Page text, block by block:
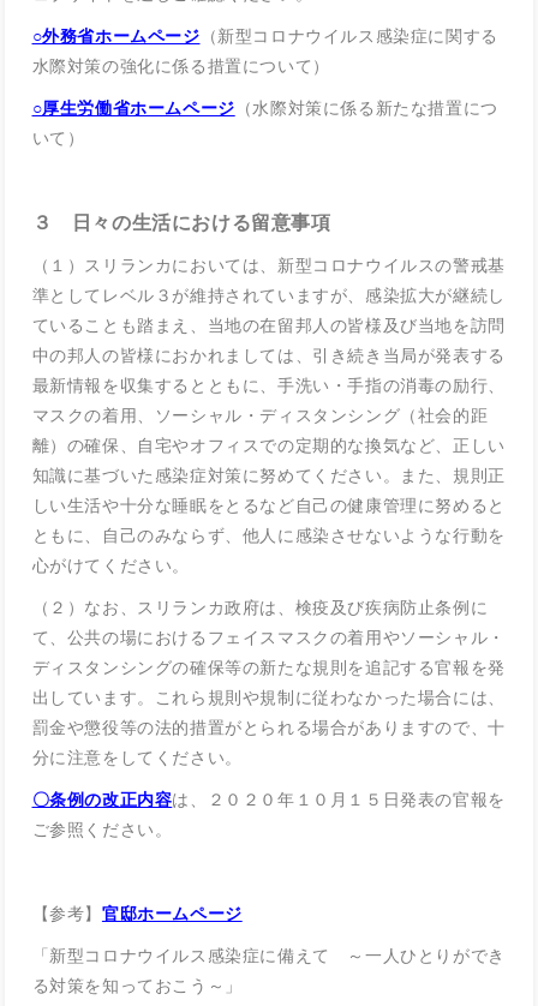
○外務省ホームページ （新型コロナウイルス感染症に関する
水際対策の強化に係る措置について）
○厚生労働省ホームページ （水際対策に係る新たな措置につ
いて）
３ 日々の生活における留意事項
（１）スリランカにおいては、新型コロナウイルスの警戒基
準としてレベル３が維持されていますが、感染拡大が継続し
ていることも踏まえ、当地の在留邦人の皆様及び当地を訪問
中の邦人の皆様におかれましては、引き続き当局が発表する
最新情報を収集するとともに、手洗い・手指の消毒の励行、
マスクの着用、ソーシャル・ディスタンシング（社会的距
離）の確保、自宅やオフィスでの定期的な換気など、正しい
知識に基づいた感染症対策に努めてください。また、規則正
しい生活や十分な睡眠をとるなど自己の健康管理に努めると
ともに、自己のみならず、他人に感染させないような行動を
心がけてください。
（２）なお、スリランカ政府は、検疫及び疾病防止条例に
て、公共の場におけるフェイスマスクの着用やソーシャル・
ディスタンシングの確保等の新たな規則を追記する官報を発
出しています。これら規則や規制に従わなかった場合には、
罰金や懲役等の法的措置がとられる場合がありますので、十
分に注意をしてください。
〇条例の改正内容は、２０２０年１０月１５日発表の官報を
ご参照ください。
【参考】 官邸ホームページ
「新型コロナウイルス感染症に備えて ～一人ひとりができ
る対策を知っておこう～」